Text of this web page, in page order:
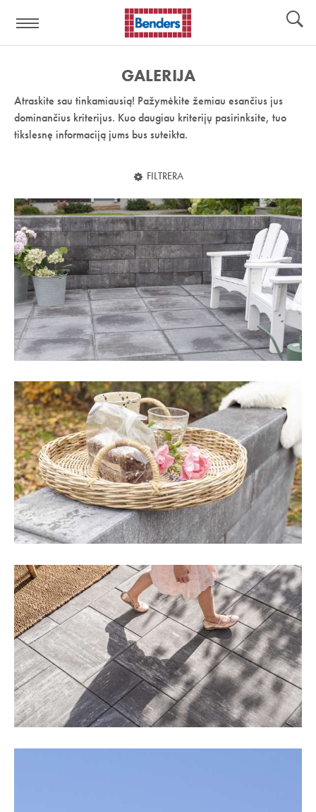
nuoroda:
GALERIJA
Atraskite sau tinkamiausią! Pažymėkite žemiau esančius jus
dominančius kriterijus. Kuo daugiau kriterijų pasirinksite, tuo
tikslesnę informaciją jums bus suteikta.
FILTRERA